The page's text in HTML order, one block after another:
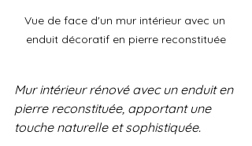
Vue de face d'un mur intérieur avec un
enduit décoratif en pierre reconstituée
Mur intérieur rénové avec un enduit en
pierre reconstituée, apportant une
touche naturelle et sophistiquée.